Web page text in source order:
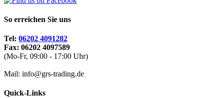
So erreichen Sie uns
Tel: 06202 4091282
Fax: 06202 4097589
(Mo-Fr, 09:00 - 17:00 Uhr)
Mail: info@grs-trading.de
Quick-Links